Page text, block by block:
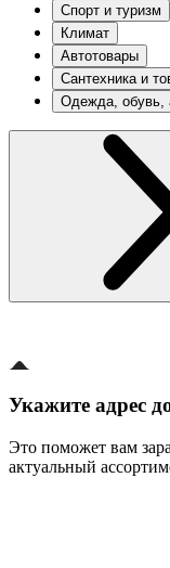
Спорт и туризм
Климат
Автотовары
Сантехника и
Одежда, обувь,
Укажите адрес
Это поможет вам
актуальный